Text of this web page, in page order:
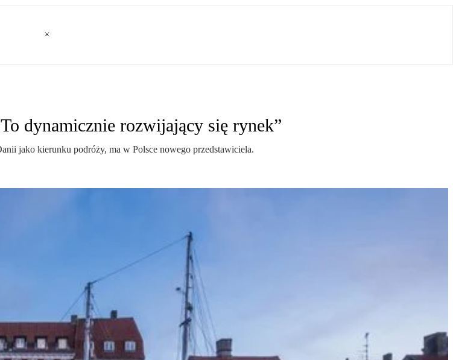
dynamicznie rozwijający się rynek”
jako kierunku podróży, ma w Polsce nowego przedstawiciela.